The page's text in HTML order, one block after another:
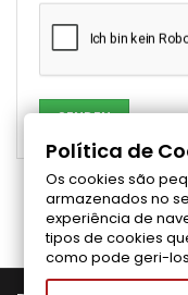
Folgen
Política de
Os cookies são
armazenados no
experiência de
tipos de cookies
como pode geri-